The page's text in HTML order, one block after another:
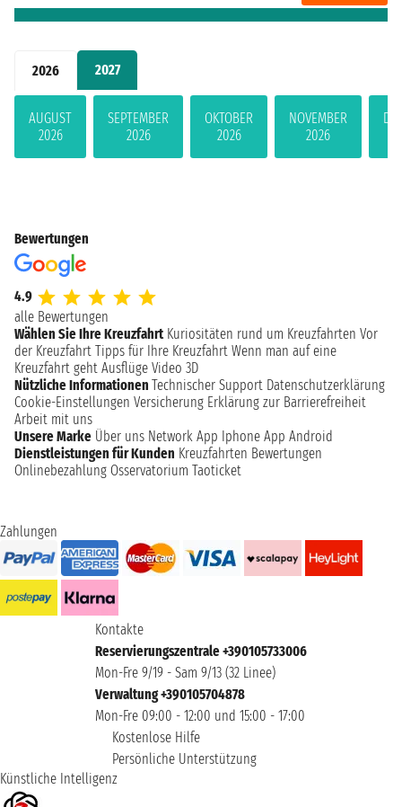
2026 2027
AUGUST
2026
SEPTEMBER
2026
OKTOBER
2026
NOVEMBER
2026
Bewertungen
4.9
alle Bewertungen
Wählen Sie Ihre Kreuzfahrt Kuriositäten rund um Kreuzfahrten Vor
der Kreuzfahrt Tipps für Ihre Kreuzfahrt Wenn man auf eine
Kreuzfahrt geht Ausflüge Video 3D
Nützliche Informationen Technischer Support Datenschutzerklärung
Cookie-Einstellungen Versicherung Erklärung zur Barrierefreiheit
Arbeit mit uns
Unsere Marke Über uns Network App Iphone App Android
Dienstleistungen für Kunden Kreuzfahrten Bewertungen
Onlinebezahlung Osservatorium Taoticket
Zahlungen
Kontakte
Reservierungszentrale +390105733006
Mon-Fre 9/19 - Sam 9/13 (32 Linee)
Verwaltung +390105704878
Mon-Fre 09:00 - 12:00 und 15:00 - 17:00
Kostenlose Hilfe
Persönliche Unterstützung
Künstliche Intelligenz